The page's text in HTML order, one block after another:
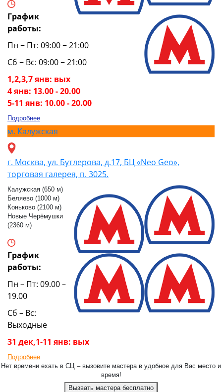
График
работы:
Пн − Пт: 09:00 − 21:00
Сб − Вс: 09:00 − 21:00
1,2,3,7 янв: вых
4 янв: 13.00 - 20.00
5-11 янв: 10.00 - 20.00
Подробнее
м. Калужская
г. Москва, ул. Бутлерова, д.17, БЦ «Neo Geo»,
торговая галерея, п. 3025.
Калужская (650 м)
Беляево (1000 м)
Коньково (2100 м)
Новые Черёмушки
(2360 м)
График
работы:
Пн – Пт: 09.00 –
19.00
Сб – Вс:
Выходные
31 дек,1-11 янв: вых
Подробнее
Нет времени ехать в СЦ – вызовите мастера в удобное для Вас место и
время!
Вызвать мастера бесплатно